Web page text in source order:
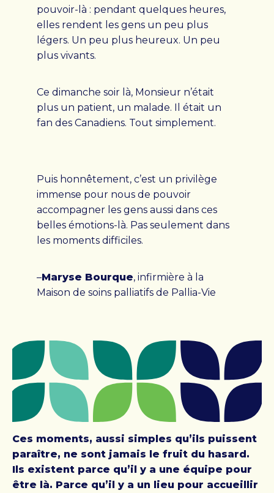
pouvoir-là : pendant quelques heures,
elles rendent les gens un peu plus
légers. Un peu plus heureux. Un peu
plus vivants.
Ce dimanche soir là, Monsieur n’était
plus un patient, un malade. Il était un
fan des Canadiens. Tout simplement.
Puis honnêtement, c’est un privilège
immense pour nous de pouvoir
accompagner les gens aussi dans ces
belles émotions-là. Pas seulement dans
les moments difficiles.
–Maryse Bourque, infirmière à la
Maison de soins palliatifs de Pallia-Vie
Ces moments, aussi simples qu’ils puissent
paraître, ne sont jamais le fruit du hasard.
Ils existent parce qu’il y a une équipe pour
être là. Parce qu’il y a un lieu pour accueillir